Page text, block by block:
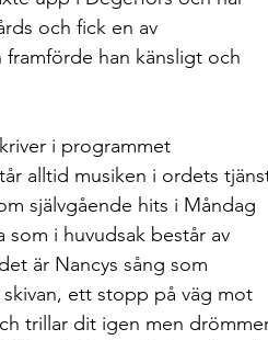
och fick en av
han känsligt och
i programmet
alltid musiken i ordets
självgående hits i Måndag
i huvudsak består av
är Nancys sång som
ett stopp på väg mot
trillar dit igen men